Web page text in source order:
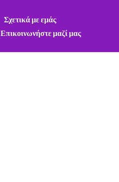
Σχετικά με εμάς
Επικοινωνήστε μαζί μας